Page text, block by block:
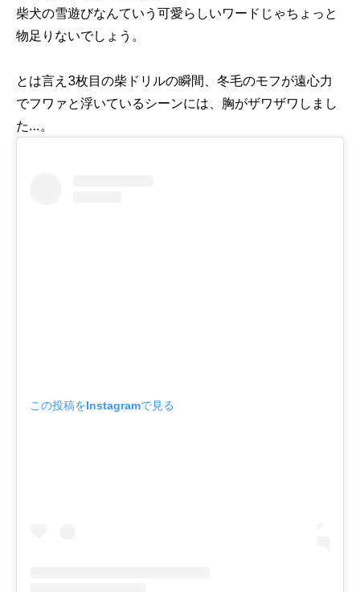
柴犬の雪遊びなんていう可愛らしいワードじゃちょっと
物足りないでしょう。
とは言え3枚目の柴ドリルの瞬間、冬毛のモフが遠心力
でフワァと浮いているシーンには、胸がザワザワしまし
た…。
この投稿をInstagramで見る